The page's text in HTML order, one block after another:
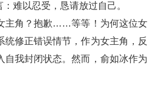
难以忍受，恳请放过自己。
主角？抱歉……等等！为何这位女
修正错误情节，作为女主角，反
我封闭状态。然而，俞如冰作为